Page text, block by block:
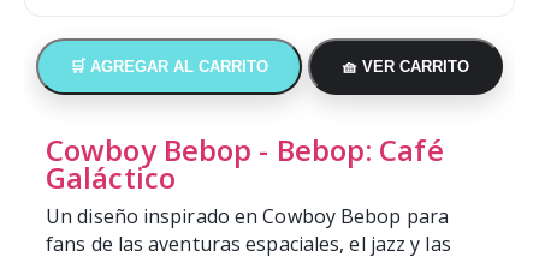
🛒 AGREGAR AL CARRITO 🧺 VER CARRITO
Cowboy Bebop - Bebop: Café
Galáctico
Un diseño inspirado en Cowboy Bebop para
fans de las aventuras espaciales, el jazz y las